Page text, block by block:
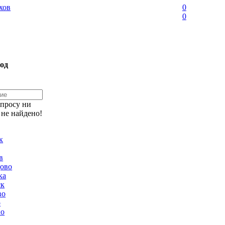
0
0
ни
найдено!